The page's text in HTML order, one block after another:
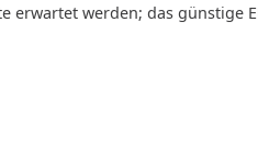
werden; das günstige